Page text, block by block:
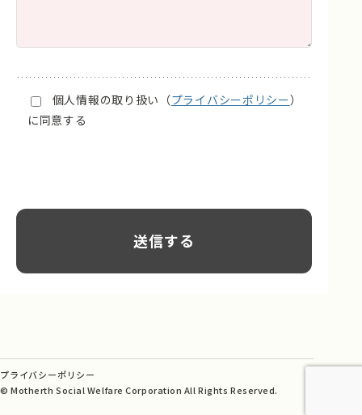
個人情報の取り扱い（プライバシーポリシー）
に同意する
プライバシーポリシー
© Motherth Social Welfare Corporation All Rights Reserved.